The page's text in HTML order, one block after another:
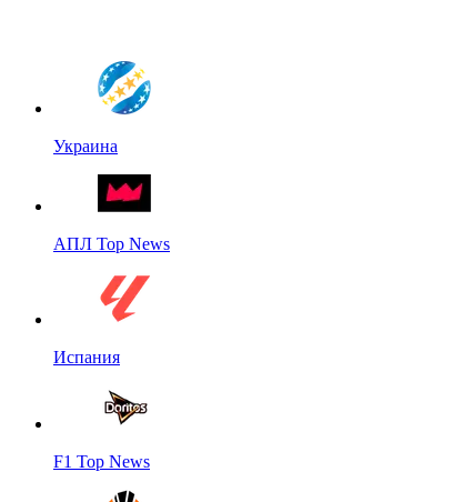
Украина
АПЛ Top News
Испания
F1 Top News